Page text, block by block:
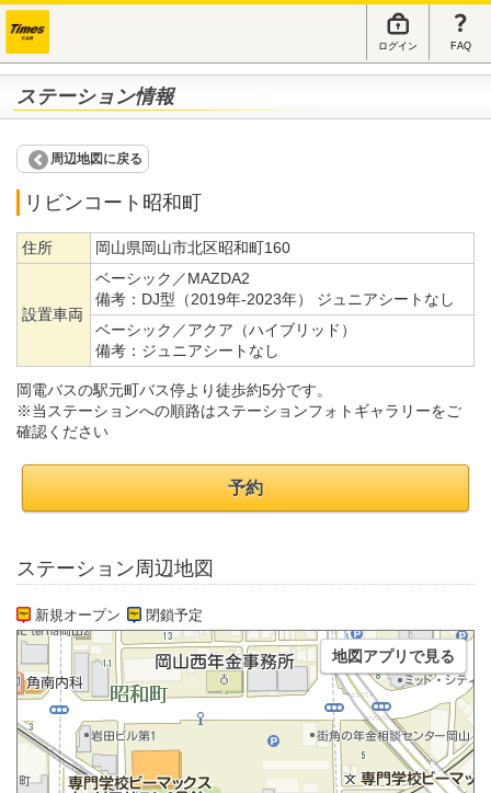
ログイン FAQ
ステーション情報
周辺地図に戻る
リビンコート昭和町
住所 岡山県岡山市北区昭和町160
設置車両
ベーシック／MAZDA2
備考： DJ型（2019年-2023年） ジュニアシートなし
ベーシック／アクア（ハイブリッド）
備考： ジュニアシートなし
岡電バスの駅元町バス停より徒歩約5分です。
※当ステーションへの順路はステーションフォトギャラリーをご
確認ください
予約
ステーション周辺地図
新規オープン 閉鎖予定
地図アプリで見る